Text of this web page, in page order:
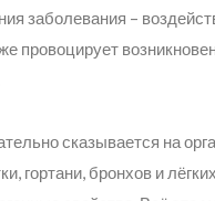
заболевания –
провоцирует
сказывается на
гортани, бронхов и